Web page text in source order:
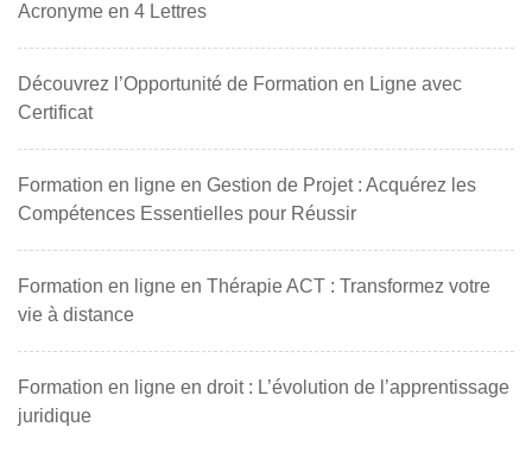
Acronyme en 4 Lettres
Découvrez l’Opportunité de Formation en Ligne avec
Certificat
Formation en ligne en Gestion de Projet : Acquérez les
Compétences Essentielles pour Réussir
Formation en ligne en Thérapie ACT : Transformez votre
vie à distance
Formation en ligne en droit : L’évolution de l’apprentissage
juridique